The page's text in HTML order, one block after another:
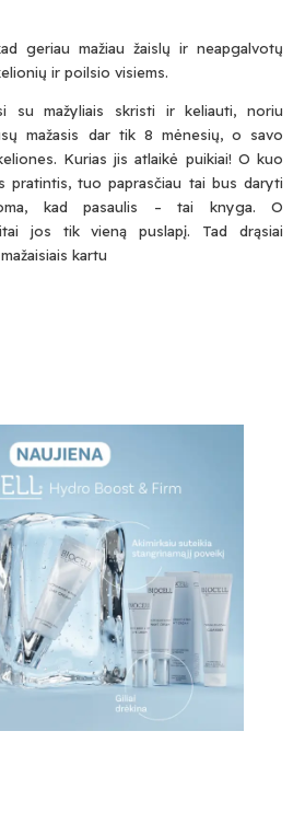
geriau mažiau žaislų ir neapgalvotų
ir poilsio visiems.
su mažyliais skristi ir keliauti, noriu
mažasis dar tik 8 mėnesių, o savo
Kurias jis atlaikė puikiai! O kuo
pratintis, tuo paprasčiau tai bus daryti
kad pasaulis – tai knyga. O
jos tik vieną puslapį. Tad drąsiai
kartu